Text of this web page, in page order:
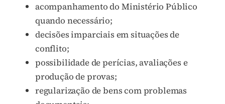
acompanhamento do Ministério Público
quando necessário;
decisões imparciais em situações de
conflito;
possibilidade de perícias, avaliações e
produção de provas;
regularização de bens com problemas